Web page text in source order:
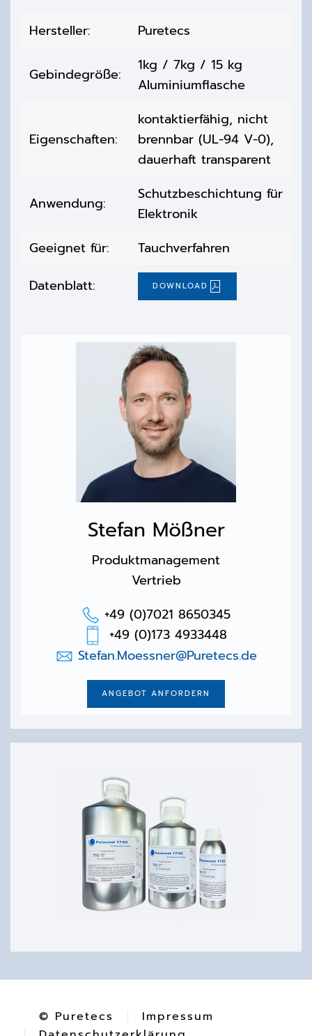
Hersteller: Puretecs
Gebindegröße:
1kg / 7kg / 15 kg
Aluminiumflasche
Eigenschaften:
kontaktierfähig, nicht
brennbar (UL-94 V-0),
dauerhaft transparent
Anwendung:
Schutzbeschichtung für
Elektronik
Geeignet für:
Tauchverfahren
Datenblatt:
DOWNLOAD
Stefan Mößner
Produktmanagement
Vertrieb
+49 (0)7021 8650345
+49 (0)173 4933448
Stefan.Moessner@Puretecs.de
ANGEBOT ANFORDERN
© Puretecs
Impressum